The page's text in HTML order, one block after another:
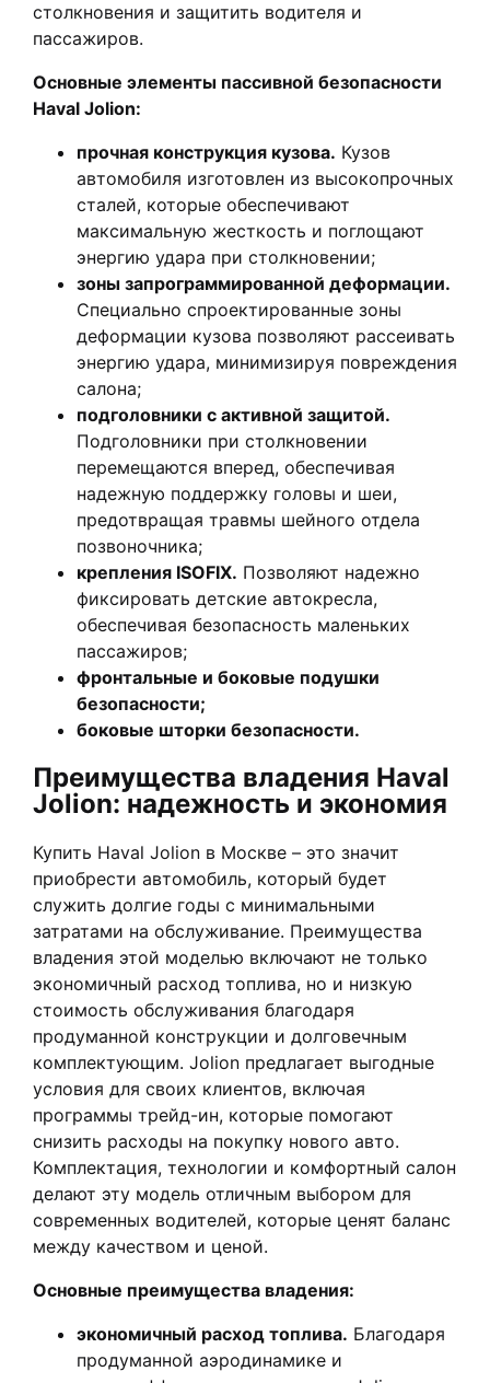
столкновения и защитить водителя и
пассажиров.
Основные элементы пассивной безопасности
Haval Jolion:
прочная конструкция кузова. Кузов
автомобиля изготовлен из высокопрочных
сталей, которые обеспечивают
максимальную жесткость и поглощают
энергию удара при столкновении;
зоны запрограммированной деформации.
Специально спроектированные зоны
деформации кузова позволяют рассеивать
энергию удара, минимизируя повреждения
салона;
подголовники с активной защитой.
Подголовники при столкновении
перемещаются вперед, обеспечивая
надежную поддержку головы и шеи,
предотвращая травмы шейного отдела
позвоночника;
крепления ISOFIX. Позволяют надежно
фиксировать детские автокресла,
обеспечивая безопасность маленьких
пассажиров;
фронтальные и боковые подушки
безопасности;
боковые шторки безопасности.
Преимущества владения Haval
Jolion: надежность и экономия
Купить Haval Jolion в Москве – это значит
приобрести автомобиль, который будет
служить долгие годы с минимальными
затратами на обслуживание. Преимущества
владения этой моделью включают не только
экономичный расход топлива, но и низкую
стоимость обслуживания благодаря
продуманной конструкции и долговечным
комплектующим. Jolion предлагает выгодные
условия для своих клиентов, включая
программы трейд-ин, которые помогают
снизить расходы на покупку нового авто.
Комплектация, технологии и комфортный салон
делают эту модель отличным выбором для
современных водителей, которые ценят баланс
между качеством и ценой.
Основные преимущества владения:
экономичный расход топлива. Благодаря
продуманной аэродинамике и